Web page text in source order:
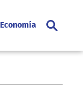
Economía